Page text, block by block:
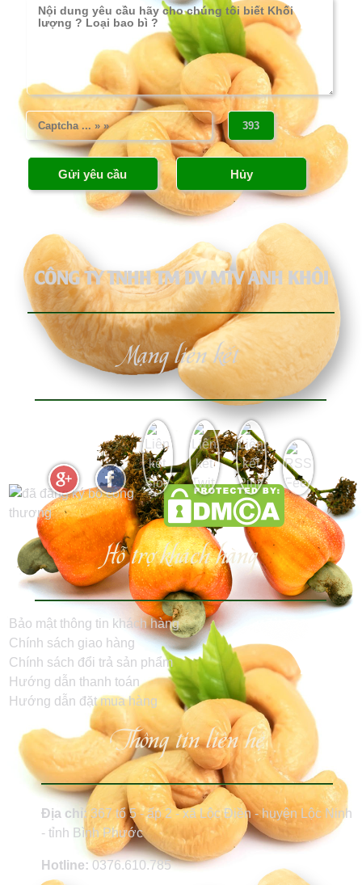
CÔNG TY TNHH TM DV MTV ANH KHÔI
Mạng liên kết
Hỗ trợ khách hàng
Bảo mật thông tin khách hàng
Chính sách giao hàng
Chính sách đổi trả sản phẩm
Hướng dẫn thanh toán
Hướng dẫn đặt mua hàng
Thông tin liên hệ
Địa chỉ:367 tổ 5 - ấp 2 - xã Lộc Điền - huyện Lộc Ninh
- tỉnh Bình Phước
Hotline: 0376.610.785